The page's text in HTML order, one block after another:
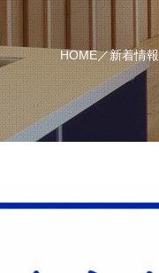
HOME／新着情報